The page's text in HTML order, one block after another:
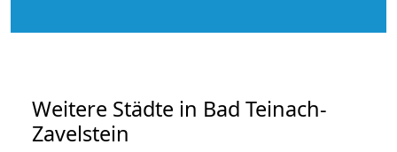
Weitere Städte in Bad Teinach-
Zavelstein